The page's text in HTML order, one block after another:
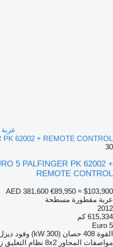
PK 62002 + REMOTE CONTROL
30
5 PALFINGER PK 62002 +
REMOTE CONTROL
AED 381,600 €89,950 ≈ $103,900
عربة مقطورة مسطحة
2012
615,334 كم
Euro 5
القوة 408 حصان (300 kW) وقود
مواصفات المحاور 8x2 نظام التعليق